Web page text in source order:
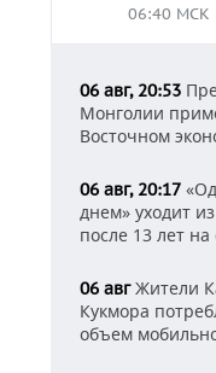
06:40 МСК
06 авг, 20:53
Монголии
Восточном
06 авг, 20:17
днем» уходит
после 13 лет на
06 авгЖители
Кукмора
объем